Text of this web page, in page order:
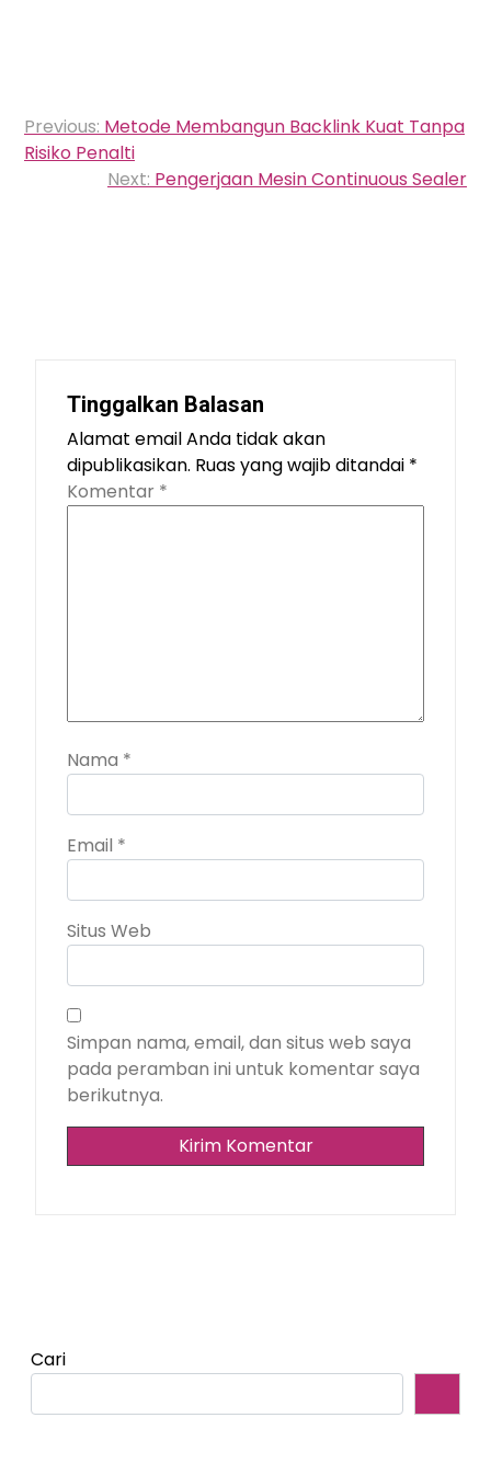
Navigasi
pos
Previous: Metode Membangun Backlink Kuat Tanpa
Risiko Penalti
Next: Pengerjaan Mesin Continuous Sealer
Tinggalkan Balasan
Alamat email Anda tidak akan
dipublikasikan. Ruas yang wajib ditandai *
Komentar *
Nama *
Email *
Situs Web
Simpan nama, email, dan situs web saya
pada peramban ini untuk komentar saya
berikutnya.
Cari